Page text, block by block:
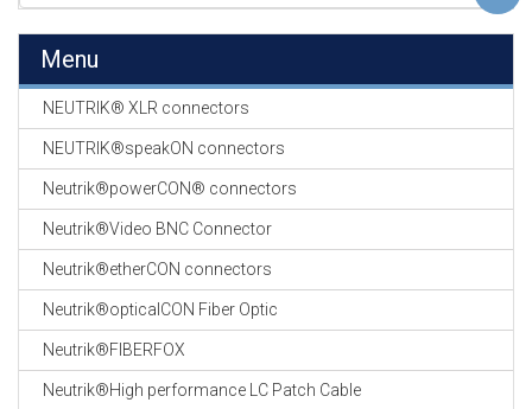
GEVLOCHTEN KOUS
EN
KRIMP KOUS
KOPER KABEL
OP ROL
OCC OPTICAL
FIBER CABLE
GE-ASSEMBLEERDE
Menu
NEUTRIK® XLR connectors
NEUTRIK®speakON connectors
Neutrik®powerCON® connectors
Neutrik®Video BNC Connector
Neutrik®etherCON connectors
Neutrik®opticalCON Fiber Optic
Neutrik®FIBERFOX
Neutrik®High performance LC Patch Cable